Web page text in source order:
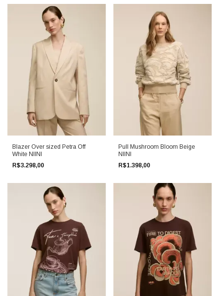
Blazer Over sized Petra Off
White NIINI
R$3.298,00
Pull Mushroom Bloom Beige
NIINI
R$1.398,00